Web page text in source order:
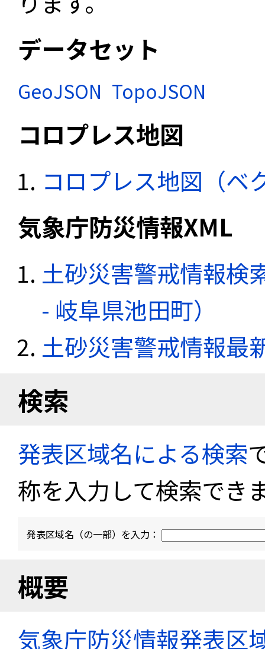
データセット
GeoJSON TopoJSON
コロプレス地図
コロプレス地図（ベ
気象庁防災情報XML
土砂災害警戒情報検
- 岐阜県池田町）
土砂災害警戒情報最
検索
発表区域名による検索
称を入力して検索でき
発表区域名（の一部）を入力：
概要
気象庁防災情報発表区